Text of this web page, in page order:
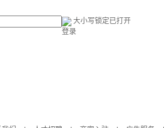
大小写锁定已打开
登录